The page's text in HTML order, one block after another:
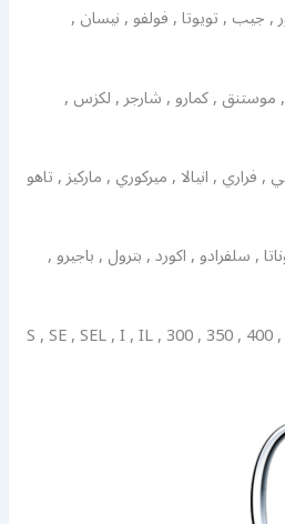
, جيب , تويوتا , فولفو , نيسان ,
, موستنق , كمارو , شارجر , لكزس ,
, انيالا , ميركوري , ماركيز , تاهو
, سلفرادو , اكورد , بترول , باجيرو ,
S , SE , SEL , I , IL , 300 , 350 , 400